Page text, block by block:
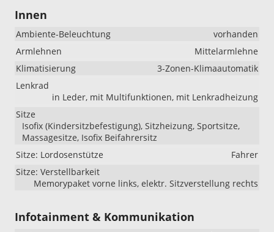
Innen
Ambiente-Beleuchtung
vorhanden
Armlehnen
Mittelarmlehne
Klimatisierung
3-Zonen-Klimaautomatik
Lenkrad
in Leder, mit Multifunktionen, mit Lenkradheizung
Sitze
Isofix (Kindersitzbefestigung), Sitzheizung, Sportsitze,
Massagesitze, Isofix Beifahrersitz
Sitze: Lordosenstütze
Fahrer
Sitze: Verstellbarkeit
Memorypaket vorne links, elektr. Sitzverstellung rechts
Infotainment & Kommunikation